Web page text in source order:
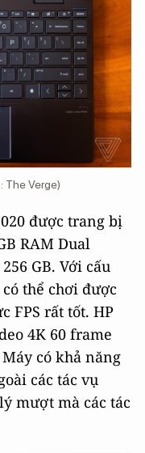
The Verge)
được trang bị
RAM Dual
GB. Với cấu
thể chơi được
FPS rất tốt. HP
4K 60 frame
có khả năng
các tác vụ
mượt mà các tác